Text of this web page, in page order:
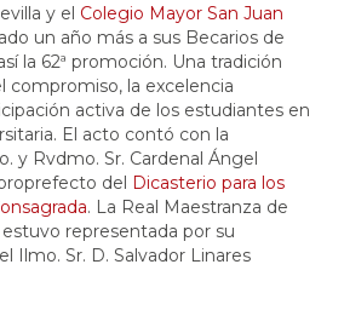
y el Colegio Mayor San Juan
un año más a sus Becarios de
la 62ª promoción. Una tradición
compromiso, la excelencia
activa de los estudiantes en
El acto contó con la
y Rvdmo. Sr. Cardenal Ángel
del Dicasterio para los
. La Real Maestranza de
estuvo representada por su
Ilmo. Sr. D. Salvador Linares